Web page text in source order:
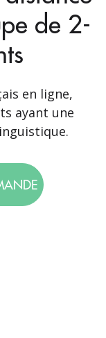
de 2-
en ligne,
ayant une